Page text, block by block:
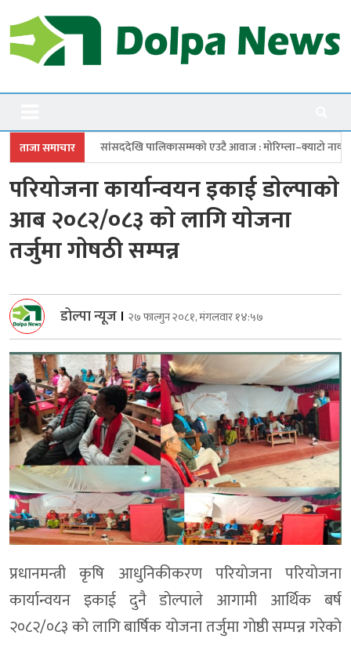
to
content
Dolpanews
ताजा समाचार
पालिकासम्मको एउटै आवाज : मोरिम्ला–क्याटो नाका तत्काल खोल चारबुँदे
परियाेजना कार्यान्वयन इकाई डाेल्पाकाे
आब २०८२/०८३ काे लागि याेजना
तर्जुमा गाेषठी सम्पन्न
डोल्पा न्यूज । २७ फाल्गुन २०८१, मंगलवार १४:५७
प्रधानमन्त्री कृषि आधुनिकीकरण परियाेजना परियाेजना
कार्यान्वयन इकाई दुनै डाेल्पाले आगामी आर्थिक बर्ष
२०८२/०८३ काे लागि बार्षिक याेजना तर्जुमा गाेष्ठी सम्पन्न गरेकाे